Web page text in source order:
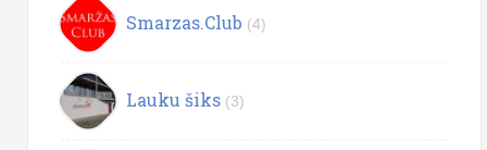
Smarzas.Club (4)
Lauku šiks (3)